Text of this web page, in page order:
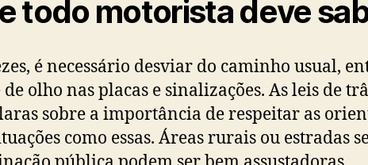
todo motorista deve
é necessário desviar do caminho usual,
olho nas placas e sinalizações. As leis de
sobre a importância de respeitar as
como essas. Áreas rurais ou estradas